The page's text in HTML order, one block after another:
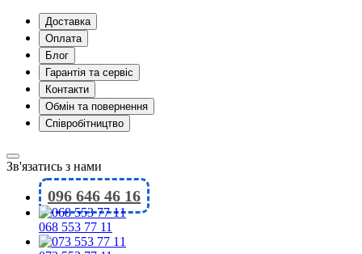
Доставка
Оплата
Блог
Гарантія та сервіс
Контакти
Обмін та повернення
Співробітництво
Зв'язатись з нами
096 646 46 16
068 553 77 11